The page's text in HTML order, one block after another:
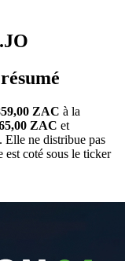
ZAC à la
ZAC et
Elle ne distribue pas
est coté sous le ticker